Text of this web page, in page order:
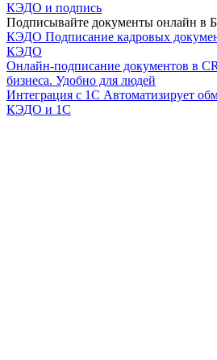
КЭДО и подпись
Подписывайте документы онлайн в
КЭДО Подписание кадровых
КЭДО
Онлайн-подписание документов в
бизнеса. Удобно для людей
Интеграция с 1С Автоматизирует
КЭДО и 1С